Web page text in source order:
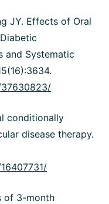
JY. Effects of Oral
and Systematic
conditionally
disease therapy.
of 3-month